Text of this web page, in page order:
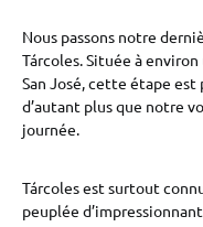
Nous passons notre
Tárcoles. Située à
San José, cette étape
d’autant plus que notre
journée.
Tárcoles est surtout
peuplée